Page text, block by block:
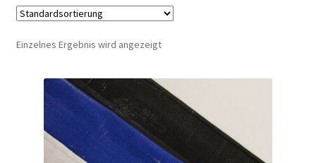
Impressum
Kasse
Warenkorb
Einzelnes Ergebnis wird angezeigt